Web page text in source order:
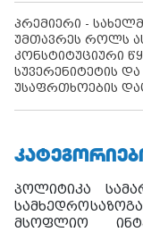
პრემიერი -
უმთავრეს როლს
კონსტიტუციური
სუვერენიტეტის
უსაფრთხოების
პოლიტიკა
სამხედრო
მსოფლიო